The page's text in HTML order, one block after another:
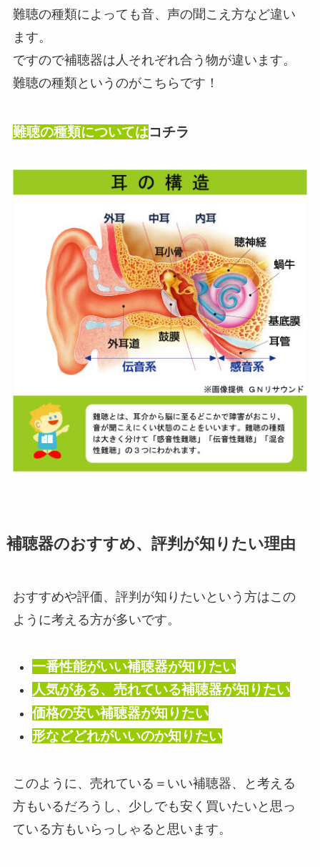
難聴の種類によっても音、声の聞こえ方など違い
ます。
ですので補聴器は人それぞれ合う物が違います。
難聴の種類というのがこちらです！
難聴の種類についてはコチラ
補聴器のおすすめ、評判が知りたい理由
おすすめや評価、評判が知りたいという方はこの
ように考える方が多いです。
一番性能がいい補聴器が知りたい
人気がある、売れている補聴器が知りたい
価格の安い補聴器が知りたい
形などどれがいいのか知りたい
このように、売れている＝いい補聴器、と考える
方もいるだろうし、少しでも安く買いたいと思っ
ている方もいらっしゃると思います。